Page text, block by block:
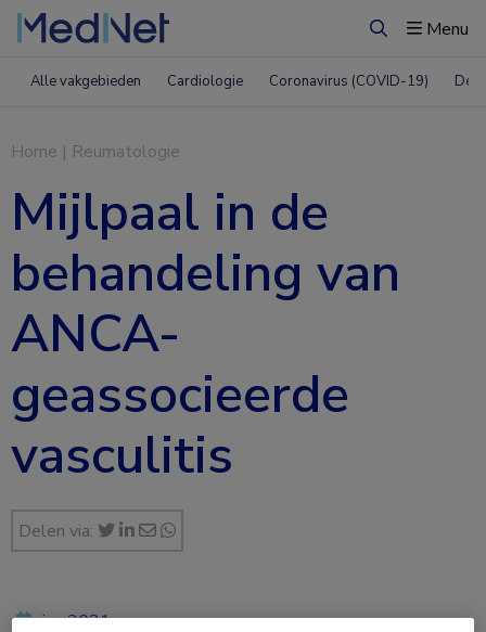
ZoekenMenu
Alle vakgebieden Cardiologie Coronavirus (COVID-19)
Home | Reumatologie
Mijlpaal in de
behandeling van
ANCA-
geassocieerde
vasculitis
Delen via:
jun 2021